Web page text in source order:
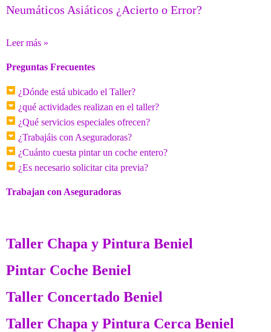
Neumáticos Asiáticos ¿Acierto o Error?
Leer más »
Preguntas Frecuentes
¿Dónde está ubicado el Taller?
¿qué actividades realizan en el taller?
¿Qué servicios especiales ofrecen?
¿Trabajáis con Aseguradoras?
¿Cuánto cuesta pintar un coche entero?
¿Es necesario solicitar cita previa?
Trabajan con Aseguradoras
Taller Chapa y Pintura Beniel
Pintar Coche Beniel
Taller Concertado Beniel
Taller Chapa y Pintura Cerca Beniel